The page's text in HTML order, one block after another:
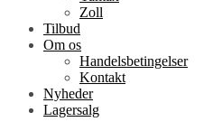
Zoll
Tilbud
Om os
Handelsbetingelser
Kontakt
Nyheder
Lagersalg